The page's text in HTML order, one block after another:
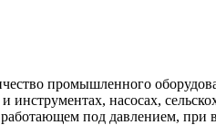
промышленного
инструментах, насосах,
под давлением,